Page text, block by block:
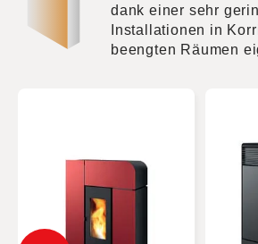
dank einer sehr
Installationen in
beengten Räumen